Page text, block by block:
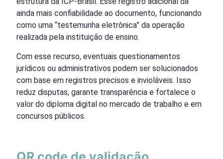
ainda mais confiabilidade ao documento, funcionando
como uma “testemunha eletrônica” da operação
realizada pela instituição de ensino.
Com esse recurso, eventuais questionamentos
jurídicos ou administrativos podem ser solucionados
com base em registros precisos e invioláveis. Isso
reduz disputas, garante transparência e fortalece o
valor do diploma digital no mercado de trabalho e em
concursos públicos.